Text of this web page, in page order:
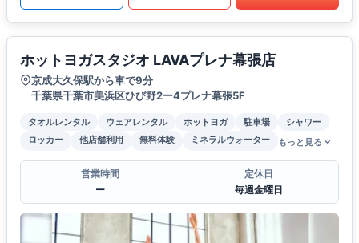
ホットヨガスタジオ LAVAプレナ幕張店
京成大久保駅から車で9分
千葉県千葉市美浜区ひび野2ー4プレナ幕張5F
タオルレンタル ウェアレンタル ホットヨガ 駐車場
シャワー
ロッカー
他店舗利用 無料体験 ミネラルウォーター もっと見る
営業時間
ー
定休日
毎週金曜日